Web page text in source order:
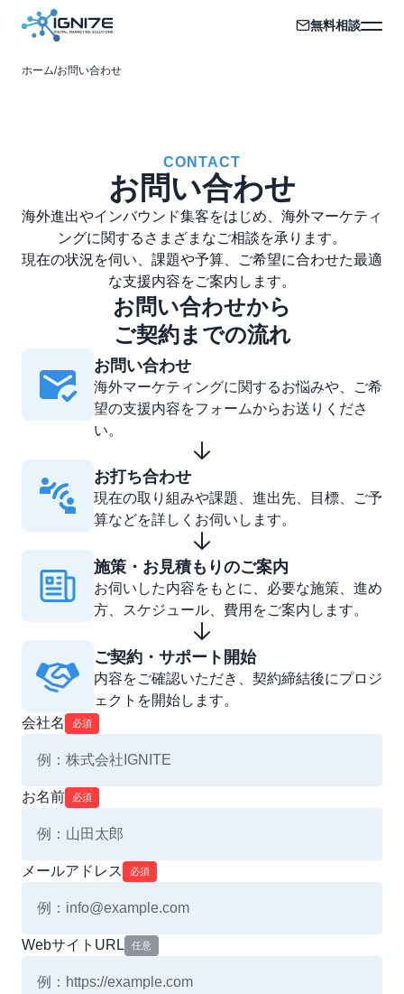
無料相談
ホーム/お問い合わせ
CONTACT
お問い合わせ
海外進出やインバウンド集客をはじめ、海外マーケティ
ングに関するさまざまなご相談を承ります。
現在の状況を伺い、課題や予算、ご希望に合わせた最適
な支援内容をご案内します。
お問い合わせから
ご契約までの流れ
お問い合わせ
海外マーケティングに関するお悩みや、ご希
望の支援内容をフォームからお送りくださ
い。
お打ち合わせ
現在の取り組みや課題、進出先、目標、ご予
算などを詳しくお伺いします。
施策・お見積もりのご案内
お伺いした内容をもとに、必要な施策、進め
方、スケジュール、費用をご案内します。
ご契約・サポート開始
内容をご確認いただき、契約締結後にプロジ
ェクトを開始します。
会社名
必須
お名前 必須
メールアドレス 必須
WebサイトURL 任意